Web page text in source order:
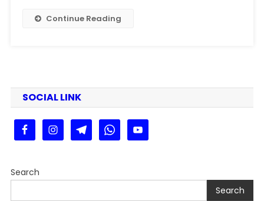
Online
Continue Reading
SOCIAL LINK
Search
Search